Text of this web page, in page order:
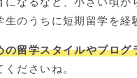
のうちに短期留学を経
の留学スタイルやプログ
ださいね。